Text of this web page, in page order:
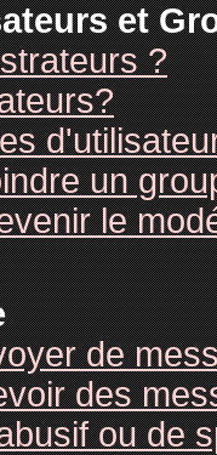
et
?
un
le
de
des
ou de